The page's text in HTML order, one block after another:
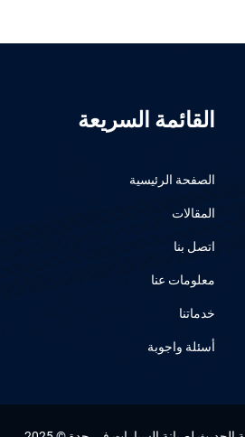
القائمة السريعة
الصفحة الرئيسية
المقالات
اتصل بنا
معلومات عنا
خدماتنا
أسئلة واجوبة